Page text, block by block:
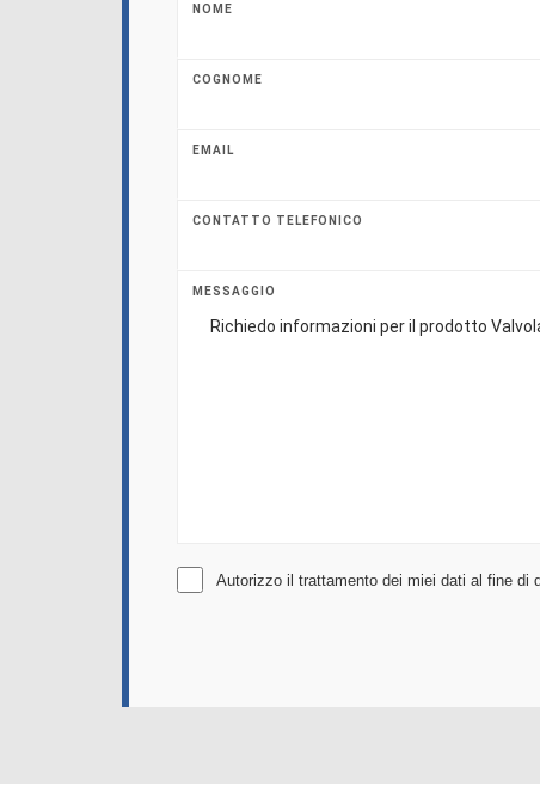
NOME
COGNOME
EMAIL
CONTATTO TELEFONICO
MESSAGGIO
Autorizzo il trattamento dei miei dati al fine di